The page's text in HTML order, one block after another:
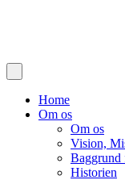
Home
Om os
Om os
Vision,
Baggrund
Historien